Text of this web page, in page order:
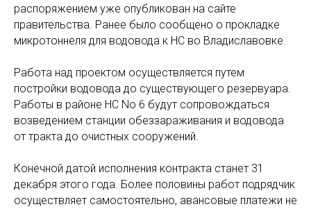
распоряжением уже опубликован на сайте
правительства. Ранее было сообщено о прокладке
микротоннеля для водовода к НС во Владиславовке.
Работа над проектом осуществляется путем
постройки водовода до существующего резервуара.
Работы в районе НС No 6 будут сопровождаться
возведением станции обеззараживания и водовода
от тракта до очистных сооружений.
Конечной датой исполнения контракта станет 31
декабря этого года. Более половины работ подрядчик
осуществляет самостоятельно, авансовые платежи не